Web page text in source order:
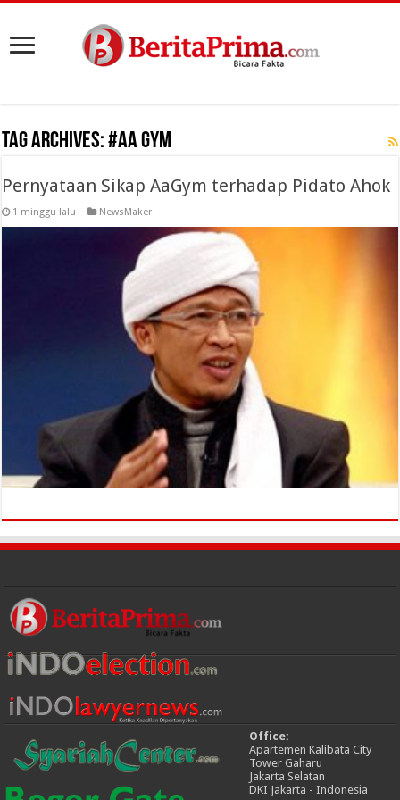
Tag Archives:#Aa Gym
Pernyataan Sikap AaGym terhadap Pidato Ahok
1 minggu lalu NewsMaker
Office:
Apartemen Kalibata City
Tower Gaharu
Jakarta Selatan
DKI Jakarta - Indonesia